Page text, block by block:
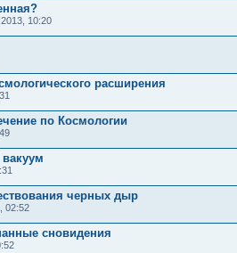
10:20
расширения
по Космологии
черных дыр
02:52
сновидения